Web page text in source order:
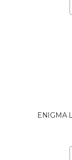
ENIGMA